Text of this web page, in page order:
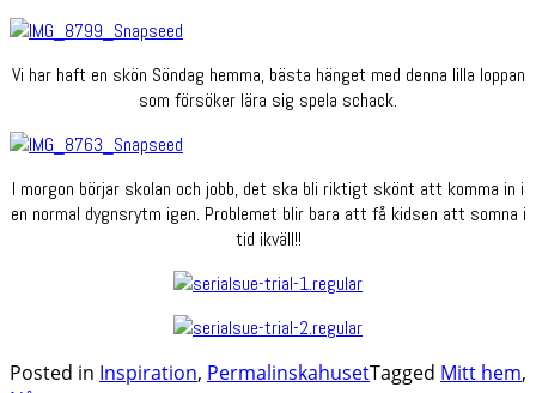
Vi har haft en skön Söndag hemma, bästa hänget med denna lilla loppan
som försöker lära sig spela schack.
I morgon börjar skolan och jobb, det ska bli riktigt skönt att komma in i
en normal dygnsrytm igen. Problemet blir bara att få kidsen att somna i
tid ikväll!!
Posted in Inspiration, PermalinskahusetTagged Mitt hem,